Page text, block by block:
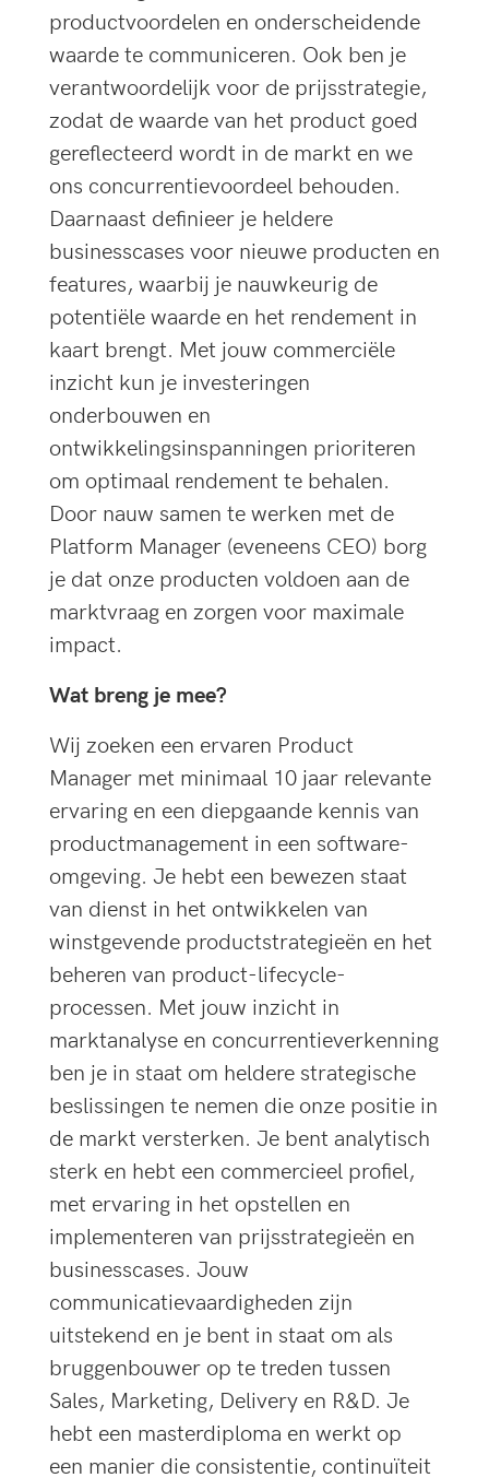
productvoordelen en onderscheidende
waarde te communiceren. Ook ben je
verantwoordelijk voor de prijsstrategie,
zodat de waarde van het product goed
gereflecteerd wordt in de markt en we
ons concurrentievoordeel behouden.
Daarnaast definieer je heldere
businesscases voor nieuwe producten en
features, waarbij je nauwkeurig de
potentiële waarde en het rendement in
kaart brengt. Met jouw commerciële
inzicht kun je investeringen
onderbouwen en
ontwikkelingsinspanningen prioriteren
om optimaal rendement te behalen.
Door nauw samen te werken met de
Platform Manager (eveneens CEO) borg
je dat onze producten voldoen aan de
marktvraag en zorgen voor maximale
impact.
Wat breng je mee?
Wij zoeken een ervaren Product
Manager met minimaal 10 jaar relevante
ervaring en een diepgaande kennis van
productmanagement in een software-
omgeving. Je hebt een bewezen staat
van dienst in het ontwikkelen van
winstgevende productstrategieën en het
beheren van product-lifecycle-
processen. Met jouw inzicht in
marktanalyse en concurrentieverkenning
ben je in staat om heldere strategische
beslissingen te nemen die onze positie in
de markt versterken. Je bent analytisch
sterk en hebt een commercieel profiel,
met ervaring in het opstellen en
implementeren van prijsstrategieën en
businesscases. Jouw
communicatievaardigheden zijn
uitstekend en je bent in staat om als
bruggenbouwer op te treden tussen
Sales, Marketing, Delivery en R&D. Je
hebt een masterdiploma en werkt op
een manier die consistentie, continuïteit